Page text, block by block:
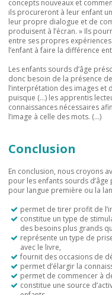
concepts nouveaux et
ils procureront à leur enfant
leur propre dialogue et de
produisent à l’écran. » Ils
entre ses propres expériences
l’enfant à faire la différence
Les enfants sourds d’âge
donc besoin de la présence
l’interprétation des images et
puisque (…) les apprentis
connaissances nécessaires
l’image à celle des mots. (…)
Conclusion
En conclusion, nous croyons
pour les enfants sourds
pour langue première ou la
permet de tirer profit de
constitue un type de
des besoins plus grands
représente un type de
avec le livre,
fournit des occasions de
permet d’élargir la
permet de commencer à
constitue une source